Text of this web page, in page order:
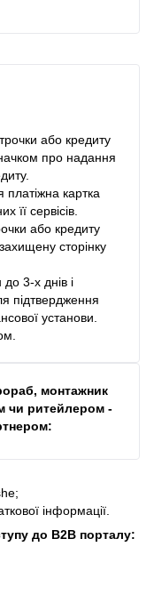
або кредиту
про надання
картка
її сервісів.
або кредиту
сторінку
3-х днів і
підтвердження
установи.
монтажник
чи ритейлером -
інформації.
до В2В порталу: